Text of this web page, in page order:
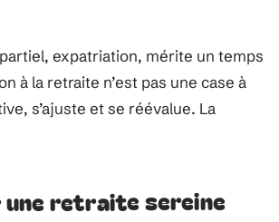
expatriation, mérite un temps
à la retraite n’est pas une case à
s’ajuste et se réévalue. La
retraite sereine